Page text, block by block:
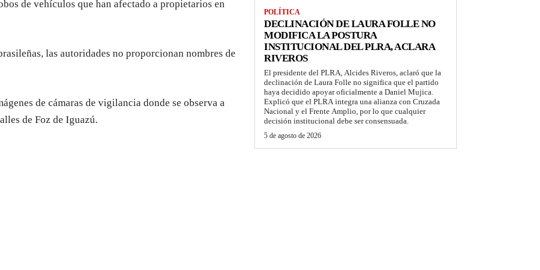
de vehículos que han afectado a propietarios en
las autoridades no proporcionan nombres de
de cámaras de vigilancia donde se observa a
de Foz de Iguazú.
POLÍTICA
DECLINACIÓN DE LAURA FOLLE NO
MODIFICA LA POSTURA
INSTITUCIONAL DEL PLRA, ACLARA
RIVEROS
El presidente del PLRA, Alcides Riveros, aclaró que la
declinación de Laura Folle no significa que el partido
haya decidido apoyar oficialmente a Daniel Mujica.
Explicó que el PLRA integra una alianza con Cruzada
Nacional y el Frente Amplio, por lo que cualquier
decisión institucional debe ser consensuada.
5 de agosto de 2026